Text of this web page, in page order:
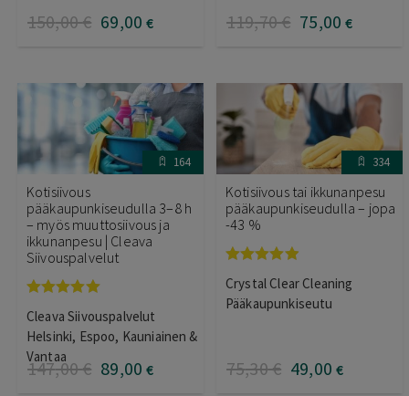
150,00€ 69,00 € 119,70€ 75,00 €
164
Kotisiivous
pääkaupunkiseudulla 3–8 h
– myös muuttosiivous ja
ikkunanpesu | Cleava
Siivouspalvelut
tuotteesta:
5.00/ 5
Cleava Siivouspalvelut
Helsinki, Espoo, Kauniainen &
Vantaa
147,00€ 89,00 €
334
Kotisiivous tai ikkunanpesu
pääkaupunkiseudulla – jopa
-43 %
tuotteesta:
4.83 / 5
Crystal Clear Cleaning
Pääkaupunkiseutu
75,30€ 49,00 €